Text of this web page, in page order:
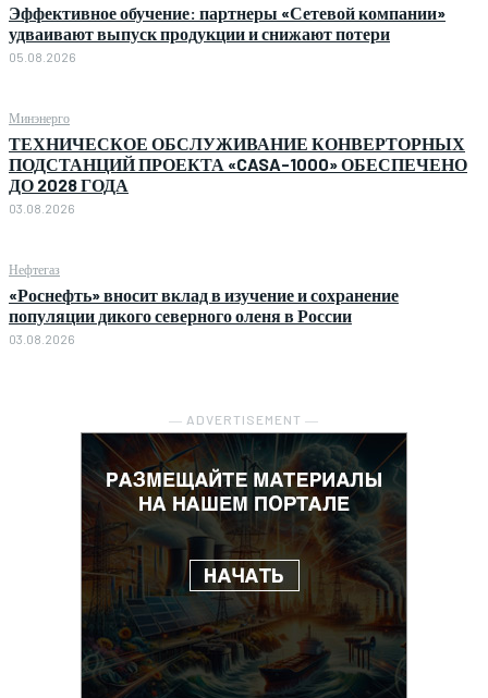
Эффективное обучение: партнеры «Сетевой компании»
удваивают выпуск продукции и снижают потери
05.08.2026
Минэнерго
ТЕХНИЧЕСКОЕ ОБСЛУЖИВАНИЕ КОНВЕРТОРНЫХ
ПОДСТАНЦИЙ ПРОЕКТА «CASA-1000» ОБЕСПЕЧЕНО
ДО 2028 ГОДА
03.08.2026
Нефтегаз
«Роснефть» вносит вклад в изучение и сохранение
популяции дикого северного оленя в России
03.08.2026
― ADVERTISEMENT ―